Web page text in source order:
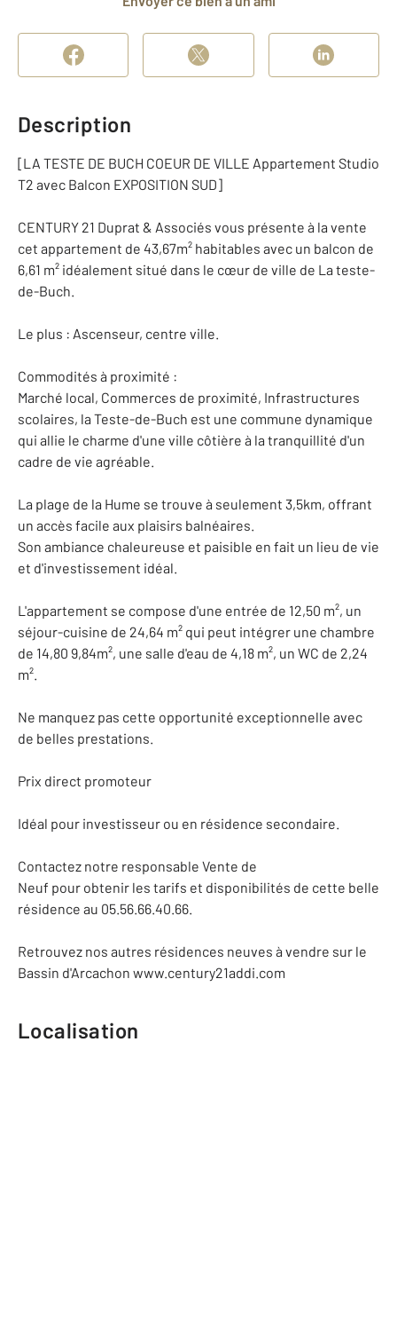
Description
[LA TESTE DE BUCH COEUR DE VILLE Appartement Studio
T2 avec Balcon EXPOSITION SUD]
CENTURY 21 Duprat & Associés vous présente à la vente
cet appartement de 43,67m² habitables avec un balcon de
6,61 m² idéalement situé dans le cœur de ville de La teste-
de-Buch.
Le plus : Ascenseur, centre ville.
Commodités à proximité :
Marché local, Commerces de proximité, Infrastructures
scolaires, la Teste-de-Buch est une commune dynamique
qui allie le charme d'une ville côtière à la tranquillité d'un
cadre de vie agréable.
La plage de la Hume se trouve à seulement 3,5km, offrant
un accès facile aux plaisirs balnéaires.
Son ambiance chaleureuse et paisible en fait un lieu de vie
et d'investissement idéal.
L'appartement se compose d'une entrée de 12,50 m², un
séjour-cuisine de 24,64 m² qui peut intégrer une chambre
de 14,80 9,84m², une salle d'eau de 4,18 m², un WC de 2,24
m².
Ne manquez pas cette opportunité exceptionnelle avec
de belles prestations.
Prix direct promoteur
Idéal pour investisseur ou en résidence secondaire.
Contactez notre responsable Vente de
Neuf pour obtenir les tarifs et disponibilités de cette belle
résidence au 05.56.66.40.66.
Retrouvez nos autres résidences neuves à vendre sur le
Bassin d'Arcachon www.century21addi.com
Localisation